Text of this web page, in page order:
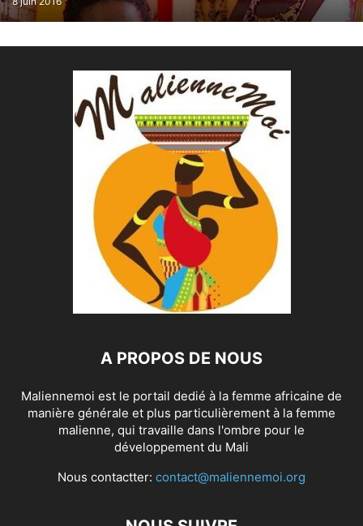
A PROPOS DE NOUS
Maliennemoi est le portail dedié à la femme africaine de
manière générale et plus particulièrement à la femme
malienne, qui travaille dans l'ombre pour le
développement du Mali
Nous contactter: contact@maliennemoi.org